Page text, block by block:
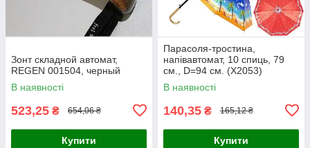
Зонт складной автомат,
REGEN 001504, черный
В наявності
523,25 ₴ 654,06 ₴
Купити
Парасоля-тростина,
напівавтомат, 10 спиць, 79
см., D=94 см. (X2053)
В наявності
140,35 ₴ 165,12 ₴
Купити